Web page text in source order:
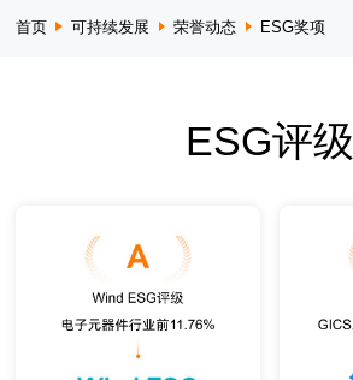
首页 可持续发展 荣誉动态 ESG奖项
ESG评级